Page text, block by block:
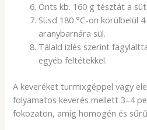
Önts kb. 160 g tésztát a
Süsd 180 °C-on körülbelül
aranybarnára sül.
Tálald ízlés szerint
egyéb feltétekkel.
A keveréket turmixgéppel vagy
folyamatos keverés mellett 3–4
fokozaton, amíg homogén és